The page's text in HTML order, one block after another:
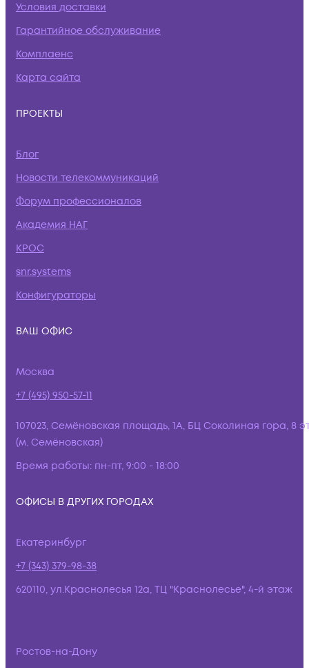
Условия доставки
Гарантийное обслуживание
Комплаенс
Карта сайта
ПРОЕКТЫ
Блог
Новости телекоммуникаций
Форум профессионалов
Академия НАГ
КРОС
snr.systems
Конфигураторы
ВАШ ОФИС
Москва
+7 (495) 950-57-11
107023, Семёновская площадь, 1А, БЦ Соколиная гора, 8
(м. Семёновская)
Время работы: пн-пт, 9:00 - 18:00
ОФИСЫ В ДРУГИХ ГОРОДАХ
Екатеринбург
+7 (343) 379-98-38
620110, ул.Краснолесья 12а, ТЦ "Краснолесье", 4-й этаж
Ростов-на-Дону